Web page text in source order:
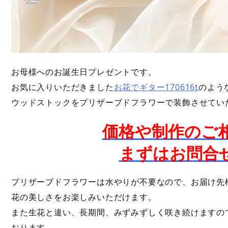
お母様へのお誕生日プレゼントです。
お気に入りいただきましたお花でギター170616tのよう
ウッドストックをプリザーブドフラワーで装飾させて
価格や制作のご
まずはお問合
プリザーブドフラワーは水やりが不要なので、お届け
花の美しさをお楽しみいただけます。
また生花と違い、長期間、みずみずしく咲き続けます